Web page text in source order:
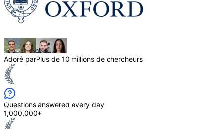
Adoré parPlus de 10 millions de chercheurs
Questions answered every day
1,000,000+